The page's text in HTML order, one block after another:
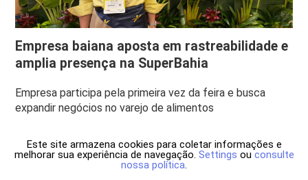
Empresa baiana aposta em rastreabilidade e
amplia presença na SuperBahia
Empresa participa pela primeira vez da feira e busca
expandir negócios no varejo de alimentos
Este site armazena cookies para coletar informações e
melhorar sua experiência de navegação. Settings ou consulte
nossa política.